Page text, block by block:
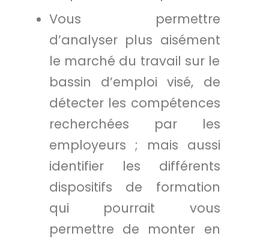
Vous permettre
d’analyser plus aisément
le marché du travail sur le
bassin d’emploi visé, de
détecter les compétences
recherchées par les
employeurs ; mais aussi
identifier les différents
dispositifs de formation
qui pourrait vous
permettre de monter en